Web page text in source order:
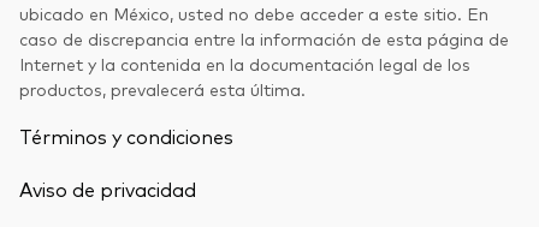
ubicado en México, usted no debe acceder a este sitio. En
caso de discrepancia entre la información de esta página de
Internet y la contenida en la documentación legal de los
productos, prevalecerá esta última.
Términos y condiciones
Aviso de privacidad